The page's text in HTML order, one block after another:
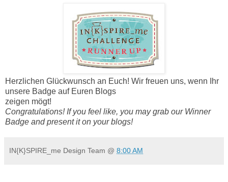
Herzlichen Glückwunsch an Euch! Wir freuen uns, wenn Ihr
unsere Badge auf Euren Blogs
zeigen mögt!
Congratulations! If you feel like, you may grab our Winner
Badge and present it on your blogs!
IN{K}SPIRE_me Design Team @ 8:00 AM